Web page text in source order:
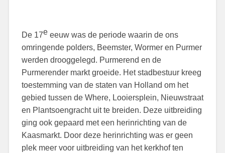
De 17eeeuw was de periode waarin de ons
omringende polders, Beemster, Wormer en Purmer
werden drooggelegd. Purmerend en de
Purmerender markt groeide. Het stadbestuur kreeg
toestemming van de staten van Holland om het
gebied tussen de Where, Looiersplein, Nieuwstraat
en Plantsoengracht uit te breiden. Deze uitbreiding
ging ook gepaard met een herinrichting van de
Kaasmarkt. Door deze herinrichting was er geen
plek meer voor uitbreiding van het kerkhof ten